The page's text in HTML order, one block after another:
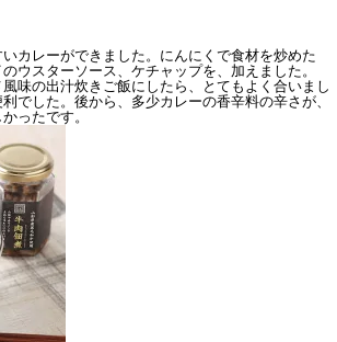
カレーができました。にんにくで食材を炒めた
ウスターソース、ケチャップを、加えました。
味の出汁炊きご飯にしたら、とてもよく合いまし
でした。後から、多少カレーの香辛料の辛さが、
ったです。